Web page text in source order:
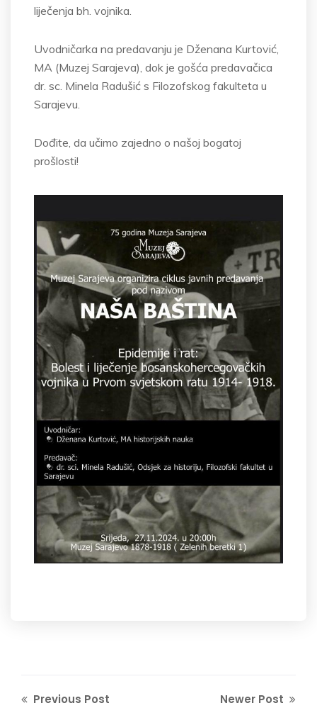
liječenja bh. vojnika.
Uvodničarka na predavanju je Dženana Kurtović,
MA (Muzej Sarajeva), dok je gošća predavačica
dr. sc. Minela Radušić s Filozofskog fakulteta u
Sarajevu.
Dođite, da učimo zajedno o našoj bogatoj
prošlosti!
Previous Post Newer Post